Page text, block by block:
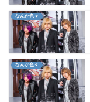
なんか色々
なんか色々